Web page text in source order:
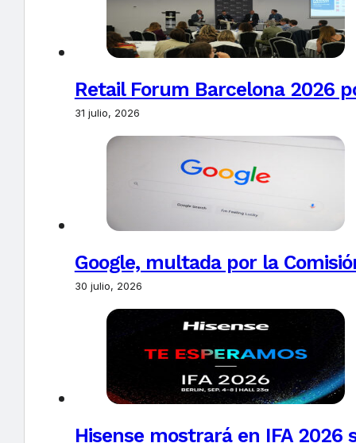
Retail Forum Barcelona 2026
31 julio, 2026
Google, multada por la
30 julio, 2026
Hisense mostrará en IFA